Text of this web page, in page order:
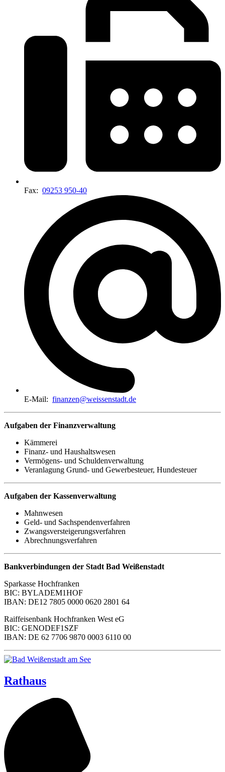
Fax: 09253 950-40
E-Mail: finanzen@weissenstadt.de
Aufgaben der Finanzverwaltung
Kämmerei
Finanz- und Haushaltswesen
Vermögens- und Schuldenverwaltung
Veranlagung Grund- und Gewerbesteuer, Hundesteuer
Aufgaben der Kassenverwaltung
Mahnwesen
Geld- und Sachspendenverfahren
Zwangsversteigerungsverfahren
Abrechnungsverfahren
Bankverbindungen der Stadt Bad Weißenstadt
Sparkasse Hochfranken
BIC: BYLADEM1HOF
IBAN: DE12 7805 0000 0620 2801 64
Raiffeisenbank Hochfranken West eG
BIC: GENODEF1SZF
IBAN: DE 62 7706 9870 0003 6110 00
Rathaus